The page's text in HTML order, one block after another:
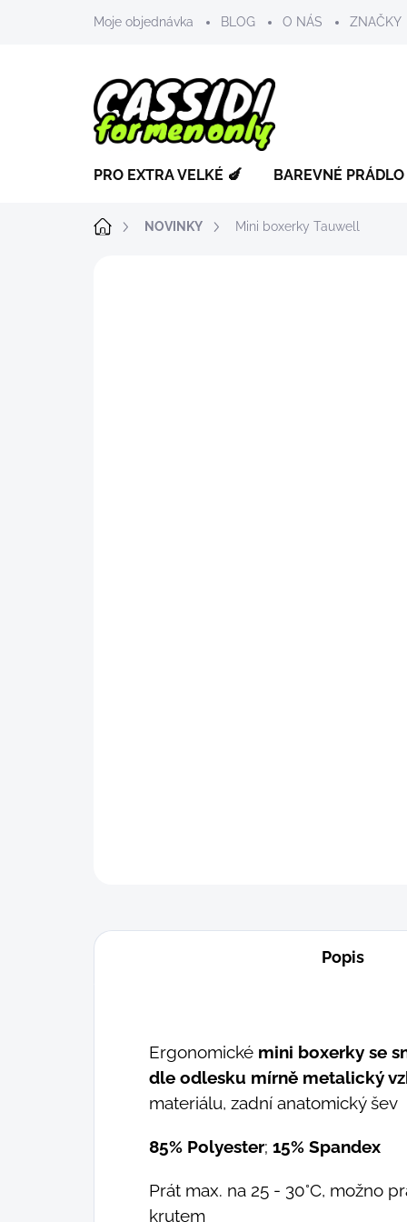
Moje objednávka BLOG O NÁS ZNAČKY
PRO EXTRA VELKÉ 🍆 BAREVNÉ PRÁDLO
DomůNOVINKY Mini boxerky Tauwell
Popis
Ergonomické mini boxerky se
dle odlesku mírně metalický
materiálu, zadní anatomický šev
85% Polyester; 15% Spandex
Prát max. na 25 - 30°C, možno
krutem